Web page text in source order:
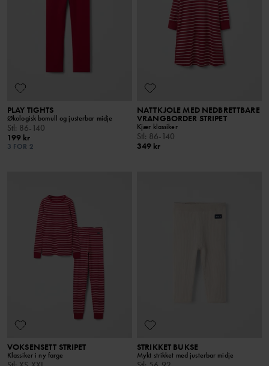
PLAY TIGHTS
Økologisk bomull og justerbar midje
Stl: 86-140
199 kr
3 FOR 2
NATTKJOLE MED NEDBRETTBARE
VRANGBORDER STRIPET
Kjær klassiker
Stl: 86-140
349 kr
VOKSENSETT STRIPET
Klassiker i ny farge
STRIKKET BUKSE
Mykt strikket med justerbar midje